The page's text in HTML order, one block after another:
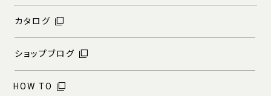
カタログ
ショップブログ
HOW TO